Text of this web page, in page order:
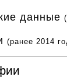
данные
(ранее 2014